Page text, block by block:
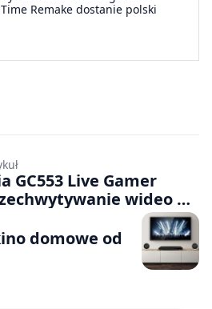
Remake dostanie polski
GC553 Live Gamer
wideo w
domowe od